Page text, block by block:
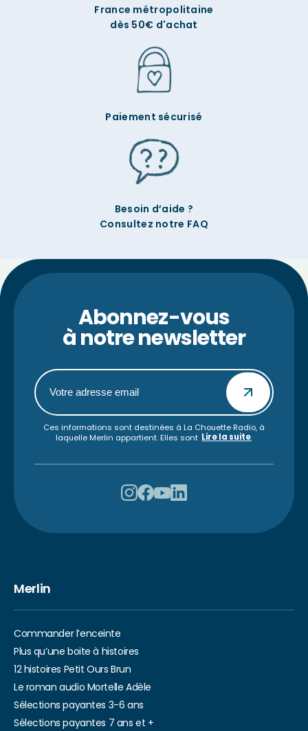
France métropolitaine
dès 50€ d'achat
Paiement sécurisé
Besoin d’aide ?
Consultez notre FAQ
Abonnez-vous
à notre newsletter
Ces informations sont destinées à La Chouette Radio, à
laquelle Merlin appartient. Elles sont Lire la suite.
Merlin
Commander l’enceinte
Plus qu’une boite à histoires
12 histoires Petit Ours Brun
Le roman audio Mortelle Adèle
Sélections payantes 3-6 ans
Sélections payantes 7 ans et +